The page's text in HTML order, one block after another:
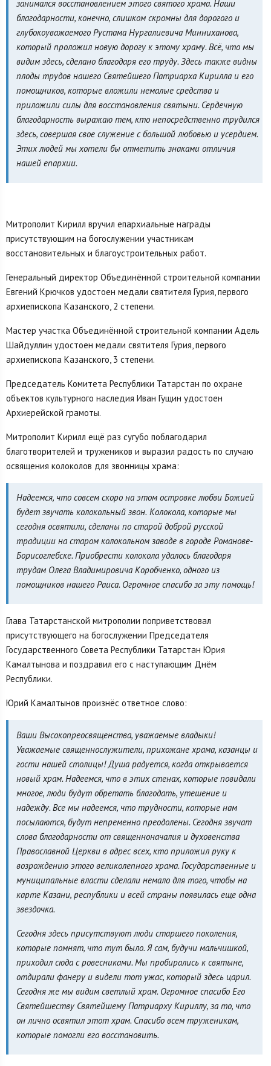
занимался восстановлением этого святого храма. Наши
благодарности, конечно, слишком скромны для дорогого и
глубокоуважаемого Рустама Нургалиевича Минниханова,
который проложил новую дорогу к этому храму. Всё, что мы
видим здесь, сделано благодаря его труду. Здесь также видны
плоды трудов нашего Святейшего Патриарха Кирилла и его
помощников, которые вложили немалые средства и
приложили силы для восстановления святыни. Сердечную
благодарность выражаю тем, кто непосредственно трудился
здесь, совершая свое служение с большой любовью и усердием.
Этих людей мы хотели бы отметить знаками отличия
нашей епархии.
Митрополит Кирилл вручил епархиальные награды
присутствующим на богослужении участникам
восстановительных и благоустроительных работ.
Генеральный директор Объединённой строительной компании
Евгений Крючков удостоен медали святителя Гурия, первого
архиепископа Казанского, 2 степени.
Мастер участка Объединённой строительной компании Адель
Шайдуллин удостоен медали святителя Гурия, первого
архиепископа Казанского, 3 степени.
Председатель Комитета Республики Татарстан по охране
объектов культурного наследия Иван Гущин удостоен
Архиерейской грамоты.
Митрополит Кирилл ещё раз сугубо поблагодарил
благотворителей и тружеников и выразил радость по случаю
освящения колоколов для звонницы храма:
Надеемся, что совсем скоро на этом островке любви Божией
будет звучать колокольный звон. Колокола, которые мы
сегодня освятили, сделаны по старой доброй русской
традиции на старом колокольном заводе в городе Романове-
Борисоглебске. Приобрести колокола удалось благодаря
трудам Олега Владимировича Коробченко, одного из
помощников нашего Раиса. Огромное спасибо за эту помощь!
Глава Татарстанской митрополии поприветствовал
присутствующего на богослужении Председателя
Государственного Совета Республики Татарстан Юрия
Камалтынова и поздравил его с наступающим Днём
Республики.
Юрий Камалтынов произнёс ответное слово:
Ваши Высокопреосвященства, уважаемые владыки!
Уважаемые священнослужители, прихожане храма, казанцы и
гости нашей столицы! Душа радуется, когда открывается
новый храм. Надеемся, что в этих стенах, которые повидали
многое, люди будут обретать благодать, утешение и
надежду. Все мы надеемся, что трудности, которые нам
посылаются, будут непременно преодолены. Сегодня звучат
слова благодарности от священноначалия и духовенства
Православной Церкви в адрес всех, кто приложил руку к
возрождению этого великолепного храма. Государственные и
муниципальные власти сделали немало для того, чтобы на
карте Казани, республики и всей страны появилась еще одна
звездочка.
Сегодня здесь присутствуют люди старшего поколения,
которые помнят, что тут было. Я сам, будучи мальчишкой,
приходил сюда с ровесниками. Мы пробирались к святыне,
отдирали фанеру и видели тот ужас, который здесь царил.
Сегодня же мы видим светлый храм. Огромное спасибо Его
Святейшеству Святейшему Патриарху Кириллу, за то, что
он лично освятил этот храм. Спасибо всем труженикам,
которые помогли его восстановить.